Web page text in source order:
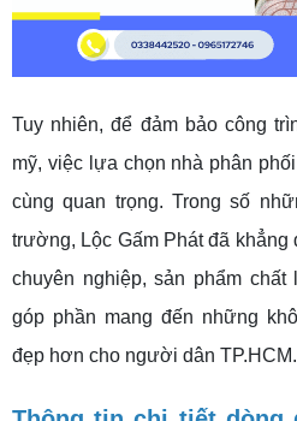
Tuy nhiên, để đảm bảo công
mỹ, việc lựa chọn nhà phân phối
cùng quan trọng. Trong số
trường, Lộc Gấm Phát đã
chuyên nghiệp, sản phẩm
góp phần mang đến những
đẹp hơn cho người dân TP.HCM.